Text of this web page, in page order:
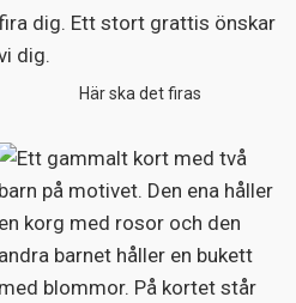
Här ska det firas